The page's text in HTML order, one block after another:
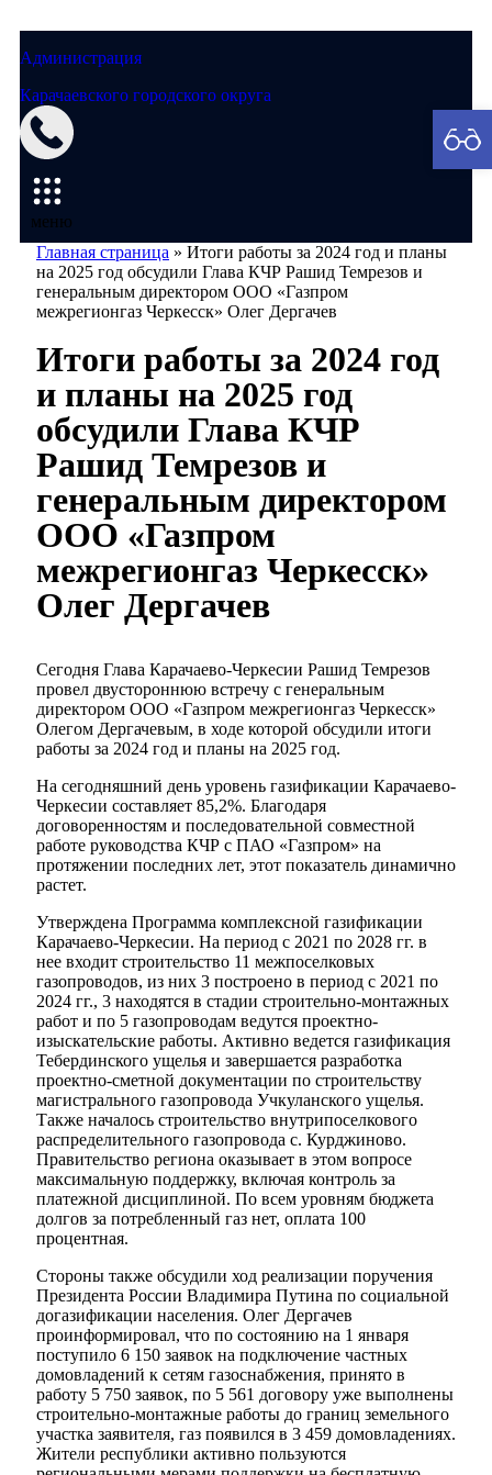
Администрация
Карачаевского городского округа
меню
Главная страница » Итоги работы за 2024 год и планы
на 2025 год обсудили Глава КЧР Рашид Темрезов и
генеральным директором ООО «Газпром
межрегионгаз Черкесск» Олег Дергачев
Итоги работы за 2024 год
и планы на 2025 год
обсудили Глава КЧР
Рашид Темрезов и
генеральным директором
ООО «Газпром
межрегионгаз Черкесск»
Олег Дергачев
Сегодня Глава Карачаево-Черкесии Рашид Темрезов
провел двустороннюю встречу с генеральным
директором ООО «Газпром межрегионгаз Черкесск»
Олегом Дергачевым, в ходе которой обсудили итоги
работы за 2024 год и планы на 2025 год.
На сегодняшний день уровень газификации Карачаево-
Черкесии составляет 85,2%. Благодаря
договоренностям и последовательной совместной
работе руководства КЧР с ПАО «Газпром» на
протяжении последних лет, этот показатель динамично
растет.
Утверждена Программа комплексной газификации
Карачаево-Черкесии. На период с 2021 по 2028 гг. в
нее входит строительство 11 межпоселковых
газопроводов, из них 3 построено в период с 2021 по
2024 гг., 3 находятся в стадии строительно-монтажных
работ и по 5 газопроводам ведутся проектно-
изыскательские работы. Активно ведется газификация
Тебердинского ущелья и завершается разработка
проектно-сметной документации по строительству
магистрального газопровода Учкуланского ущелья.
Также началось строительство внутрипоселкового
распределительного газопровода с. Курджиново.
Правительство региона оказывает в этом вопросе
максимальную поддержку, включая контроль за
платежной дисциплиной. По всем уровням бюджета
долгов за потребленный газ нет, оплата 100
процентная.
Стороны также обсудили ход реализации поручения
Президента России Владимира Путина по социальной
догазификации населения. Олег Дергачев
проинформировал, что по состоянию на 1 января
поступило 6 150 заявок на подключение частных
домовладений к сетям газоснабжения, принято в
работу 5 750 заявок, по 5 561 договору уже выполнены
строительно-монтажные работы до границ земельного
участка заявителя, газ появился в 3 459 домовладениях.
Жители республики активно пользуются
Мэрия
Мэр